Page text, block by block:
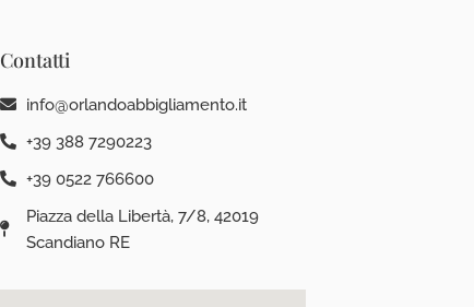
Contatti
info@orlandoabbigliamento.it
+39 388 7290223
+39 0522 766600
Piazza della Libertà, 7/8, 42019
Scandiano RE